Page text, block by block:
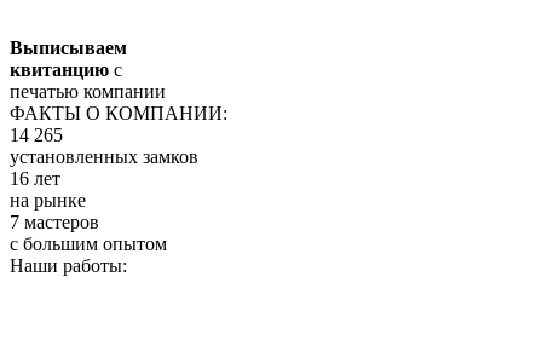
Выписываем
квитанцию с
печатью компании
ФАКТЫ О КОМПАНИИ:
14 265
установленных замков
16 лет
на рынке
7 мастеров
с большим опытом
Наши работы: